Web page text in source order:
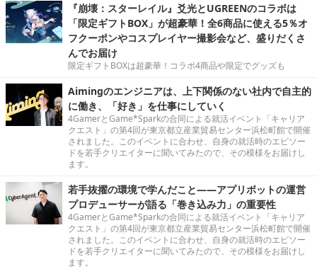
『崩壊：スターレイル』爻光とUGREENのコラボは
「限定ギフトBOX」が超豪華！全6商品に使える5％オ
フクーポンやコスプレイヤー撮影会など、盛りだくさ
んでお届け
限定ギフトBOXは超豪華！コラボ4商品や限定でグッズも
Aimingのエンジニアは、上下関係のない社内で自主的
に働き、「好き」を仕事にしていく
4GamerとGame*Sparkの合同による就活イベント「キャリア
クエスト」の第4回が東京都立産業貿易センター浜松町館で開催
されました。このイベントに合わせ、自身の就活時のエピソー
ドを若手クリエイターに聞いてみたので、その模様をお届けし
ます。
若手抜擢の環境で学んだこと――アプリボットの運営
プロデューサーが語る「巻き込み力」の重要性
4GamerとGame*Sparkの合同による就活イベント「キャリア
クエスト」の第4回が東京都立産業貿易センター浜松町館で開催
されました。このイベントに合わせ、自身の就活時のエピソー
ドを若手クリエイターに聞いてみたので、その模様をお届けし
ます。